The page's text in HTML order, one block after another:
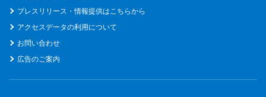
プレスリリース・情報提供はこちらから
アクセスデータの利用について
お問い合わせ
広告のご案内